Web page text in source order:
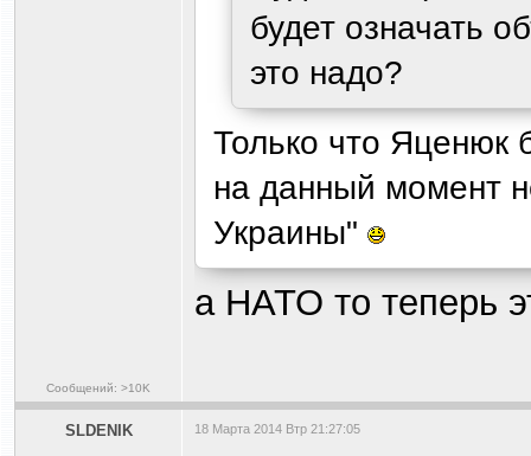
Сообщений: >10K
будет означать
это надо?
Только что Яценюк
на данный момент
Украины"
а НАТО то теперь
SLDENIK 18 Марта 2014 Втр 21:27:05